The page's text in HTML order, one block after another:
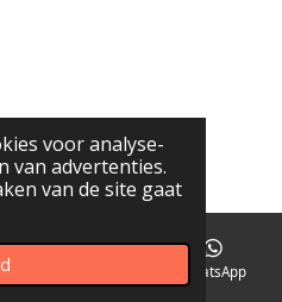
voor analyse-
van advertenties.
van de site gaat
WhatsApp